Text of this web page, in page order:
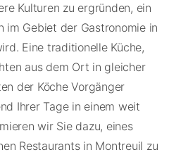
Kulturen zu ergründen, ein
im Gebiet der Gastronomie in
Eine traditionelle Küche,
aus dem Ort in gleicher
der Köche Vorgänger
Ihrer Tage in einem weit
wir Sie dazu, eines
Restaurants in Montreuil zu